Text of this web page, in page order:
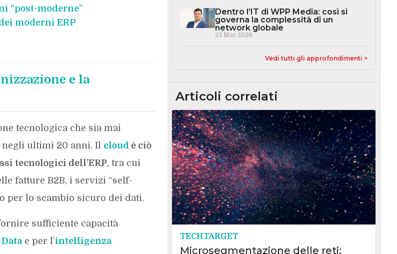
“post-moderne”
moderni ERP
e la
tecnologica che sia mai
negli ultimi 20 anni. Il cloud è ciò
tecnologici dell’ERP, tra cui
fatture B2B, i servizi “self-
per lo scambio sicuro dei dati.
sufficiente capacità
e per l’intelligenza
Dentro l’IT di WPP Media: così si
governa la complessità di un
network globale
23 Mar 2026
Vedi tutti gli approfondimenti >
Articoli correlati
TECHTARGET
Microsegmentazione delle reti: